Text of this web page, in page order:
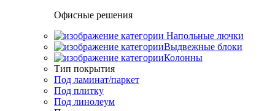
Офисные решения
Напольные лючки
Выдвежные блоки
Колонны
Тип покрытия
Под ламинат/паркет
Под плитку
Под линолеум